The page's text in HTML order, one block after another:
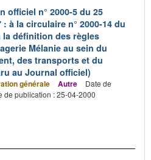
officiel n° 2000-5 du 25
à la circulaire n° 2000-14 du
la définition des règles
Mélanie au sein du
des transports et du
au Journal officiel)
générale Autre
Date de
de publication : 25-04-2000